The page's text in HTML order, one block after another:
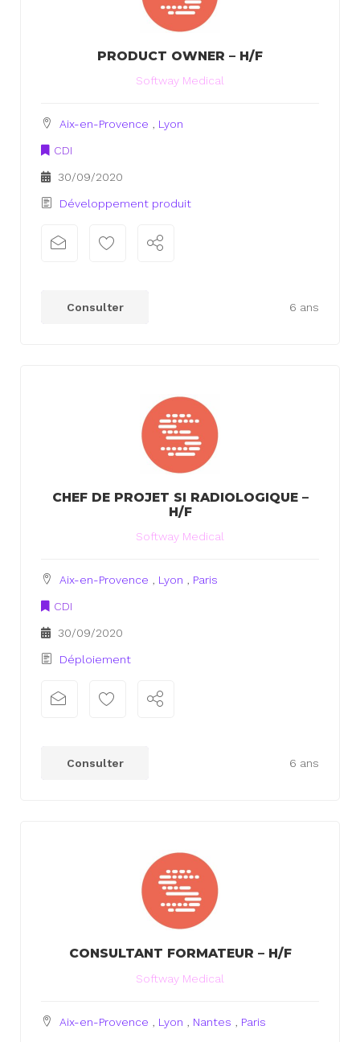
PRODUCT OWNER – H/F
Softway Medical
Aix-en-Provence Lyon
CDI
30/09/2020
Développement produit
xx xx
Consulter 6 ans
CHEF DE PROJET SI RADIOLOGIQUE –
H/F
Softway Medical
Aix-en-Provence , Lyon , Paris
CDI
30/09/2020
Déploiement
xx xx
Consulter 6 ans
CONSULTANT FORMATEUR – H/F
Softway Medical
Aix-en-Provence Lyon Nantes Paris